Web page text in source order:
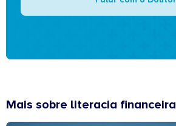
Mais sobre literacia financeira